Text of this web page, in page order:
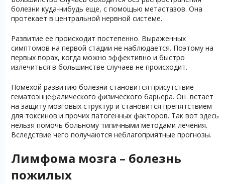
болезни куда-нибудь еще, с помощью метастазов. Она
протекает в центральной нервной системе.
Развитие ее происходит постепенно. Выраженных
симптомов на первой стадии не наблюдается. Поэтому на
первых порах, когда можно эффективно и быстро
излечиться в большинстве случаев не происходит.
Помехой развитию болезни становится присутствие
гематоэнцефалического физического барьера. Он встает
на защиту мозговых структур и становится препятствием
для токсинов и прочих патогенных факторов. Так вот здесь
нельзя помочь больному типичными методами лечения.
Вследствие чего получаются неблагоприятные прогнозы.
Лимфома мозга – болезнь
пожилых